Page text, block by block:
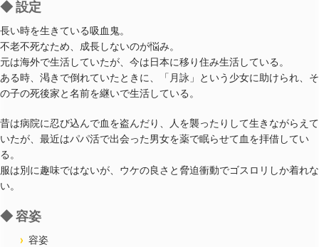
◆ 設定
長い時を生きている吸血鬼。
不老不死なため、成長しないのが悩み。
元は海外で生活していたが、今は日本に移り住み生活している。
ある時、渇きで倒れていたときに、「月詠」という少女に助けられ、そ
の子の死後家と名前を継いで生活している。
昔は病院に忍び込んで血を盗んだり、人を襲ったりして生きながらえて
いたが、最近はパパ活で出会った男女を薬で眠らせて血を拝借してい
る。
服は別に趣味ではないが、ウケの良さと脅迫衝動でゴスロリしか着れな
い。
◆ 容姿
容姿